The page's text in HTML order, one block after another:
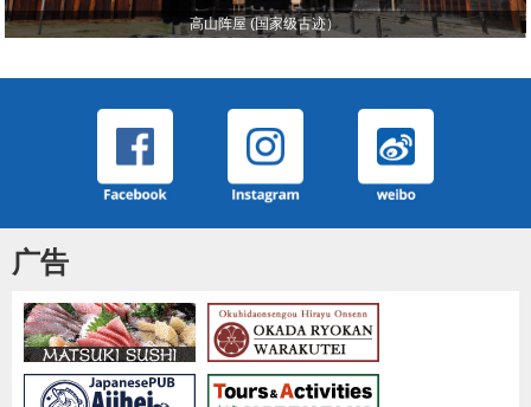
高山阵屋 (国家级古迹）
广告